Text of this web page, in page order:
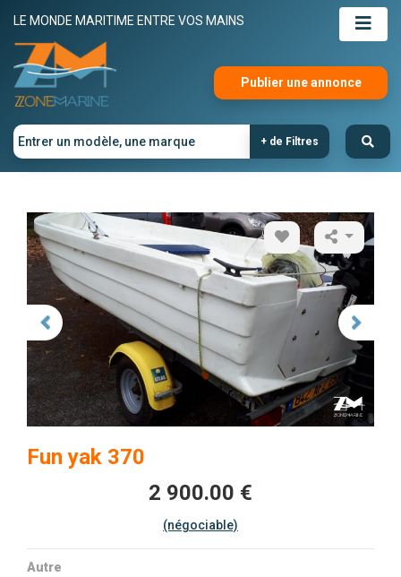
LE MONDE MARITIME ENTRE VOS MAINS
Publier une annonce
+ de Filtres
Fun yak 370
2 900.00 €
(négociable)
Autre